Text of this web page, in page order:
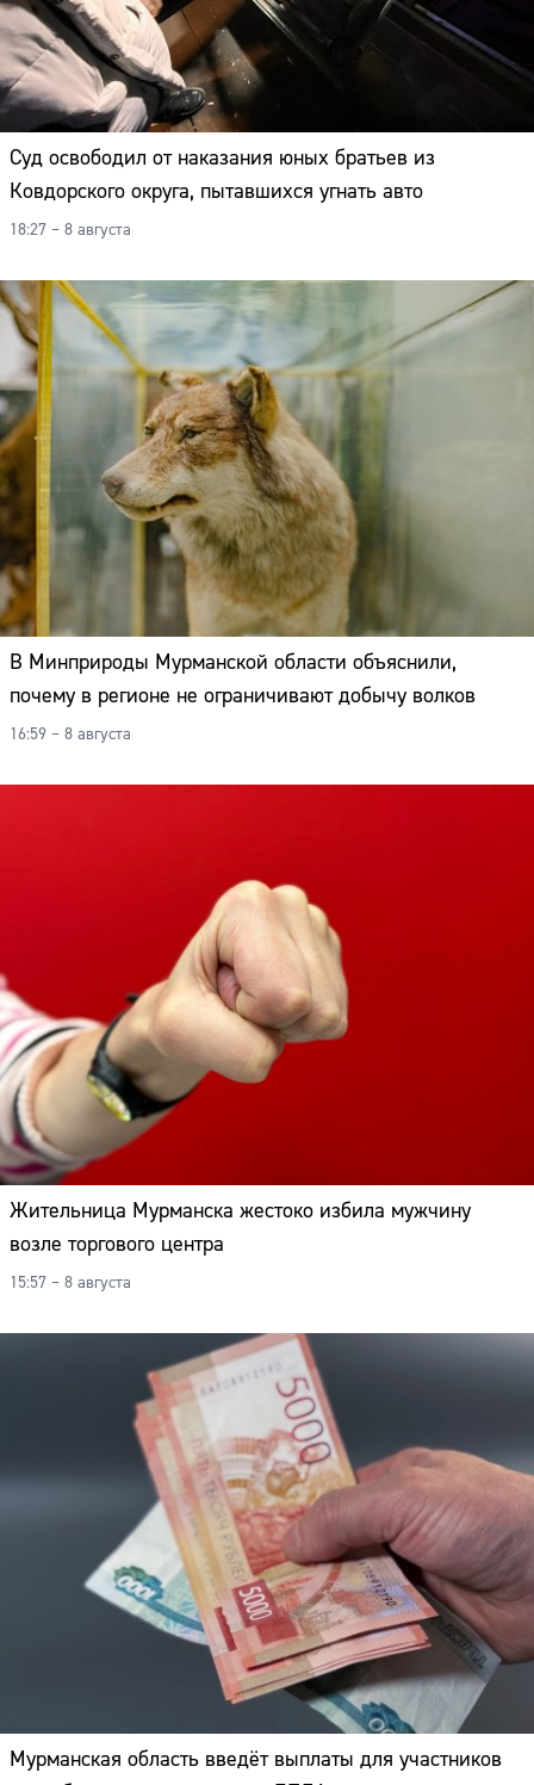
Суд освободил от наказания юных братьев из
Ковдорского округа, пытавшихся угнать авто
18:27 – 8 августа
В Минприроды Мурманской области объяснили,
почему в регионе не ограничивают добычу волков
16:59 – 8 августа
Жительница Мурманска жестоко избила мужчину
возле торгового центра
15:57 – 8 августа
Мурманская область введёт выплаты для участников
Сайт: